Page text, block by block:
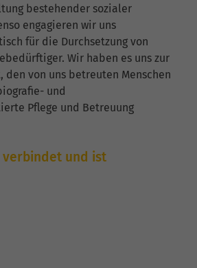
bestehender sozialer
engagieren wir uns
für die Durchsetzung von
Wir haben es uns zur
den von uns betreuten Menschen
und
Pflege und Betreuung
und ist